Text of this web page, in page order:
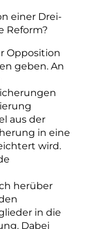
einer Drei-
Reform?
Opposition
geben. An
aus der
in eine
wird.
herüber
in die
Dabei